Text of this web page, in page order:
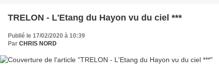
TRELON - L'Etang du Hayon vu du ciel ***
Publié le 17/02/2020 à 10:39
Par CHRIS NORD